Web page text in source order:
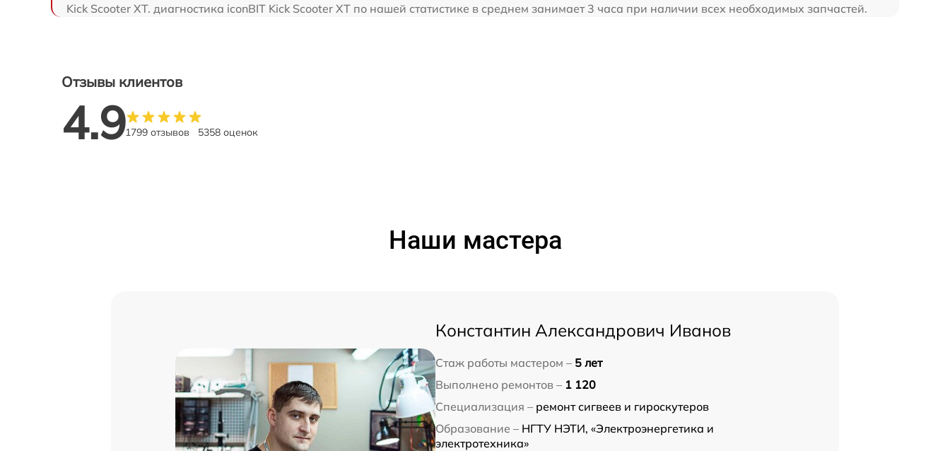
Kick Scooter XT. диагностика iconBIT Kick Scooter XT по нашей статистике в среднем занимает 3 часа при наличии всех необходимых запчастей.
Отзывы клиентов
4.91799 отзывов 5358 оценок
Наши мастера
Константин Александрович Иванов
Стаж работы мастером – 5 лет
Выполнено ремонтов – 1 120
Специализация – ремонт сигвеев и гироскутеров
Образование – НГТУ НЭТИ, «Электроэнергетика и
электротехника»